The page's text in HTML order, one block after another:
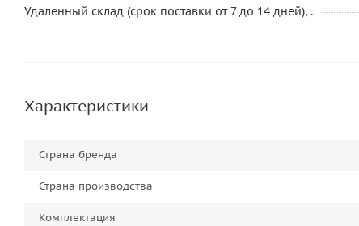
Удаленный склад (срок поставки от 7 до 14 дней), .
Характеристики
Страна бренда
Страна производства
Комплектация